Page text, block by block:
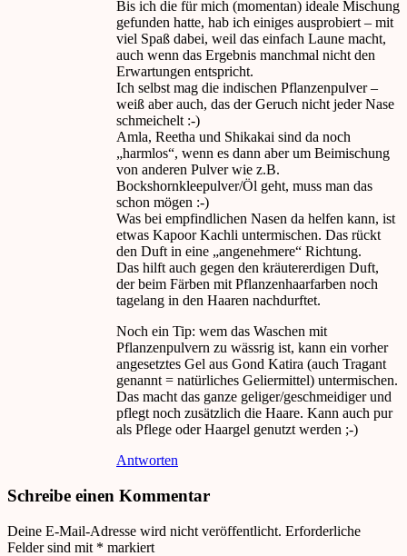
Bis ich die für mich (momentan) ideale Mischung
gefunden hatte, hab ich einiges ausprobiert – mit
viel Spaß dabei, weil das einfach Laune macht,
auch wenn das Ergebnis manchmal nicht den
Erwartungen entspricht.
Ich selbst mag die indischen Pflanzenpulver –
weiß aber auch, das der Geruch nicht jeder Nase
schmeichelt :-)
Amla, Reetha und Shikakai sind da noch
„harmlos“, wenn es dann aber um Beimischung
von anderen Pulver wie z.B.
Bockshornkleepulver/Öl geht, muss man das
schon mögen :-)
Was bei empfindlichen Nasen da helfen kann, ist
etwas Kapoor Kachli untermischen. Das rückt
den Duft in eine „angenehmere“ Richtung.
Das hilft auch gegen den kräutererdigen Duft,
der beim Färben mit Pflanzenhaarfarben noch
tagelang in den Haaren nachdurftet.
Noch ein Tip: wem das Waschen mit
Pflanzenpulvern zu wässrig ist, kann ein vorher
angesetztes Gel aus Gond Katira (auch Tragant
genannt = natürliches Geliermittel) untermischen.
Das macht das ganze geliger/geschmeidiger und
pflegt noch zusätzlich die Haare. Kann auch pur
als Pflege oder Haargel genutzt werden ;-)
Antworten
Schreibe einen Kommentar
Deine E-Mail-Adresse wird nicht veröffentlicht. Erforderliche
Felder sind mit * markiert